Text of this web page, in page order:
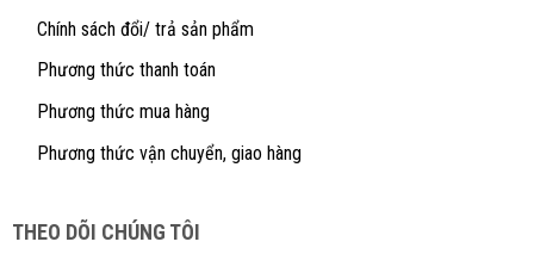
Chính sách đổi/ trả sản phẩm
Phương thức thanh toán
Phương thức mua hàng
Phương thức vận chuyển, giao hàng
THEO DÕI CHÚNG TÔI